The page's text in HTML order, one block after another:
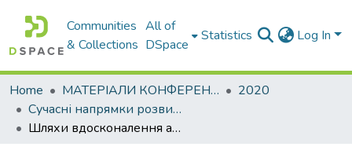
Communities
& Collections
All of
DSpace
Statistics Log In
Home МАТЕРІАЛИ КОНФЕРЕНЦІЙ
2020
Сучасні напрямки розвитку економіки і менеджменту на підприємствах України
Шляхи вдосконалення антикризового управління на підприємстві